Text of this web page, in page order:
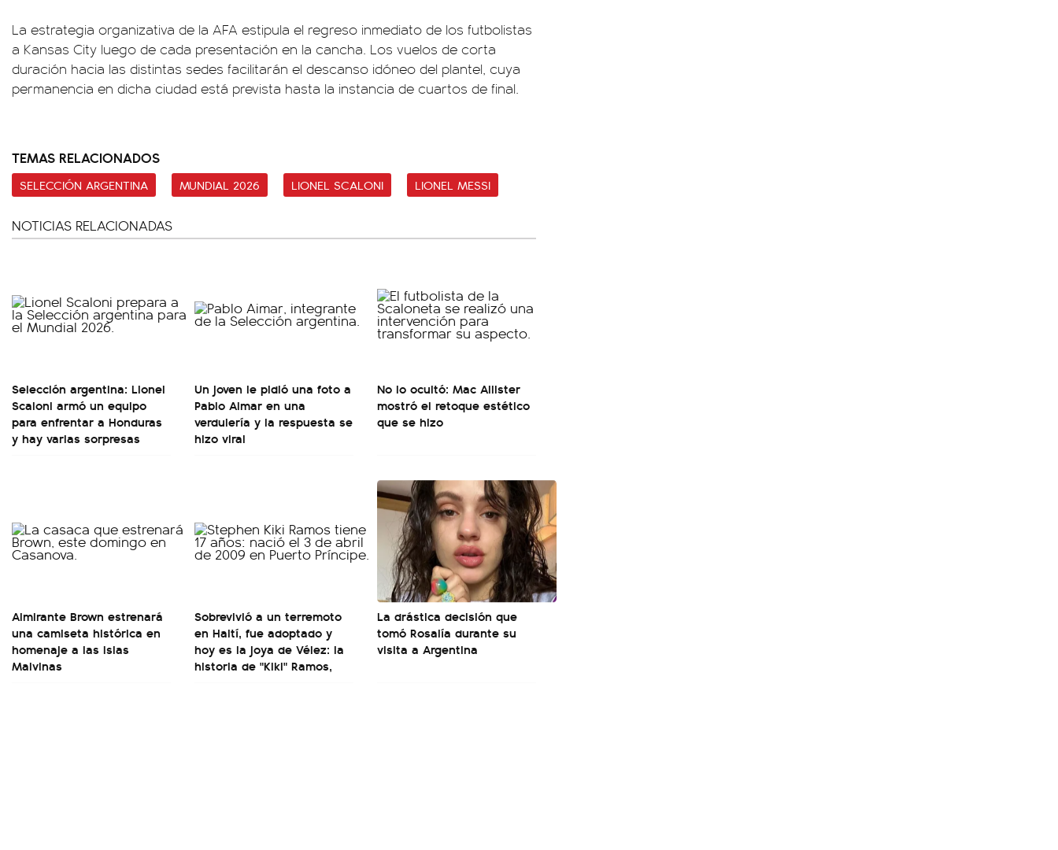
La estrategia organizativa de la AFA estipula el regreso inmediato de los futbolistas
a Kansas City luego de cada presentación en la cancha. Los vuelos de corta
duración hacia las distintas sedes facilitarán el descanso idóneo del plantel, cuya
permanencia en dicha ciudad está prevista hasta la instancia de cuartos de final.
TEMAS RELACIONADOS
SELECCIÓN ARGENTINA MUNDIAL 2026 LIONEL SCALONI LIONEL MESSI
NOTICIAS RELACIONADAS
Selección argentina: Lionel
Scaloni armó un equipo
para enfrentar a Honduras
y hay varias sorpresas
Un joven le pidió una foto a
Pablo Aimar en una
verdulería y la respuesta se
hizo viral
No lo ocultó: Mac Allister
mostró el retoque estético
que se hizo
Almirante Brown estrenará
una camiseta histórica en
homenaje a las Islas
Malvinas
Sobrevivió a un terremoto
en Haití, fue adoptado y
hoy es la joya de Vélez: la
historia de "Kiki" Ramos,
La drástica decisión que
tomó Rosalía durante su
visita a Argentina